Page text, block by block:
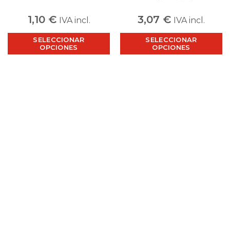
1,10 € IVA incl.
SELECCIONAR
OPCIONES
3,07 € IVA incl.
SELECCIONAR
OPCIONES